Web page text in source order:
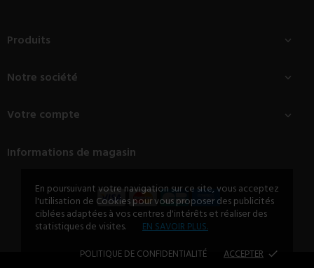
En poursuivant votre navigation sur ce site, vous acceptez
l'utilisation de Cookies pour vous proposer des publicités
ciblées adaptées à vos centres d'intérêts et réaliser des
statistiques de visites.
EN SAVOIR PLUS.
POLITIQUE DE CONFIDENTIALITÉ
ACCEPTER done
Produits 
Notre société 
Votre compte 
Informations de magasin